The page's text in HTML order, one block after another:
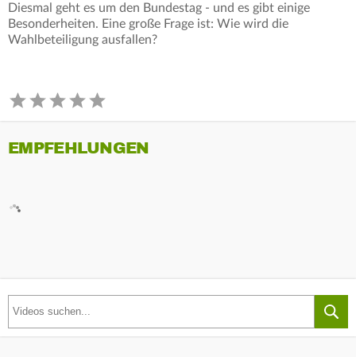
Diesmal geht es um den Bundestag - und es gibt einige
Besonderheiten. Eine große Frage ist: Wie wird die
Wahlbeteiligung ausfallen?
EMPFEHLUNGEN